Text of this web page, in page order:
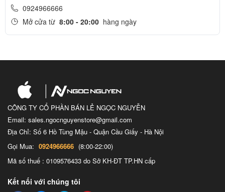
0924966666
Mở cửa từ 8:00 - 20:00 hàng ngày
CÔNG TY CỔ PHẦN BÁN LẺ NGỌC NGUYỄN
Email: sales.ngocnguyenstore@gmail.com
Địa Chỉ: Số 6 Hồ Tùng Mậu - Quận Cầu Giấy - Hà Nội
Gọi Mua: 0924966666 (8:00-22:00)
Mã số thuế : 0109576433 do Sở KH-ĐT TP.HN cấp
Kết nối với chúng tôi